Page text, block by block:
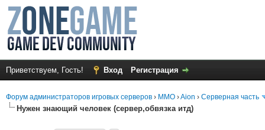
Приветствуем, Гость! Вход Регистрация
Форум администраторов игровых серверов › MMO ›Aion › Серверная часть
Нужен знающий человек (сервер,обвязка итд)